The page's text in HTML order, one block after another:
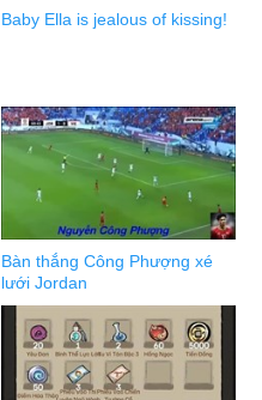
Baby Ella is jealous of kissing!
Bàn thắng Công Phượng xé
lưới Jordan